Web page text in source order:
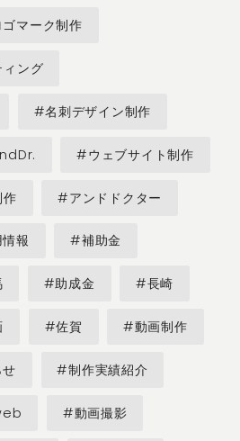
マーク制作
ング
#名刺デザイン制作
#ウェブサイト制作
#アンドドクター
報 #補助金
#助成金 #長崎
#佐賀 #動画制作
#制作実績紹介
#動画撮影